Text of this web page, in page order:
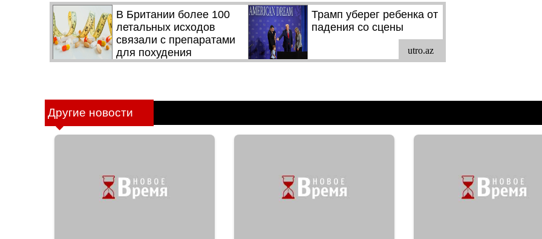
Другие новости